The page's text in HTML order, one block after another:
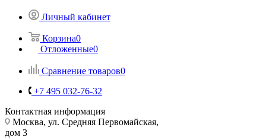
Личный кабинет
Корзина0
Отложенные0
Сравнение товаров0
+7 495 032-76-32
Контактная информация
Москва, ул. Средняя Первомайская,
дом 3